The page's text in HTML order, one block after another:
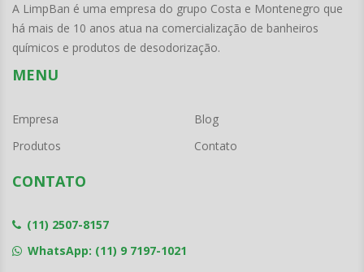
A LimpBan é uma empresa do grupo Costa e Montenegro que
há mais de 10 anos atua na comercialização de banheiros
químicos e produtos de desodorização.
MENU
Empresa
Produtos
Blog
Contato
CONTATO
(11) 2507-8157
WhatsApp: (11) 9 7197-1021